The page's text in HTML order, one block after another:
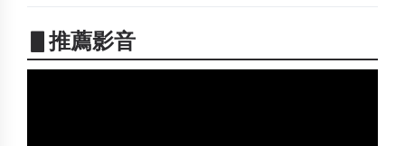
▋推薦影音